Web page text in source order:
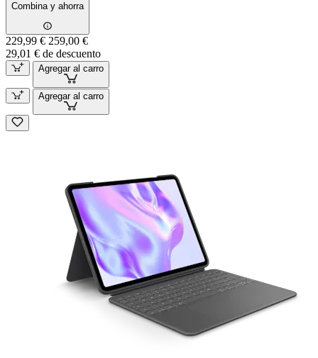
Combina y ahorra
229,99 € 259,00 €
29,01 € de descuento
Agregar al carro
Agregar al carro